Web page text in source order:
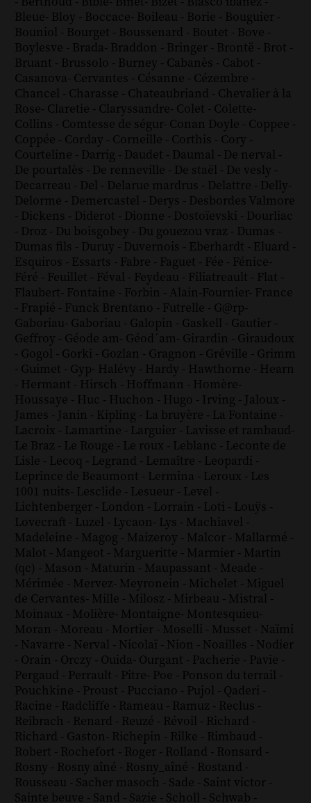
Bleue- Bloy - Boccace- Boileau - Borie - Bouguier -
Bouniol - Bourget - Boussenard - Boutet - Bove -
Boylesve - Brada- Braddon - Bringer - Brontë - Brot -
Bruant - Brussolo - Burney - Cabanès - Cabot -
Casanova- Cervantes - Césanne - Cézembre -
Chancel - Charasse - Chateaubriand - Chevalier à la
Rose- Claretie - Claryssandre- Colet - Colette-
Collins - Comtesse de ségur- Conan Doyle - Coppee -
Coppée - Corday - Corneille - Corthis - Cory -
Courteline - Darrig - Daudet - Daumal - De nerval -
De pourtalès - De renneville - De staël - De vesly -
Decarreau - Del - Delarue mardrus - Delattre - Delly-
Delorme - Demercastel - Derys - Desbordes Valmore
- Dickens - Diderot - Dionne - Dostoïevski - Dourliac
- Droz - Du boisgobey - Du gouezou vraz - Dumas -
Dumas fils - Duruy - Duvernois - Eberhardt - Eluard -
Esquiros - Essarts - Fabre - Faguet - Fée - Fénice-
Féré - Feuillet - Féval - Feydeau - Filiatreault - Flat -
Flaubert- Fontaine - Forbin - Alain-Fournier- France
- Frapié - Funck Brentano - Futrelle - G@rp-
Gaboriau- Gaboriau - Galopin - Gaskell - Gautier -
Geffroy - Géode am- Géod´am- Girardin - Giraudoux
- Gogol - Gorki - Gozlan - Gragnon - Gréville - Grimm
- Guimet - Gyp- Halévy - Hardy - Hawthorne - Hearn
- Hermant - Hirsch - Hoffmann - Homère-
Houssaye - Huc - Huchon - Hugo - Irving - Jaloux -
James - Janin - Kipling - La bruyère - La Fontaine -
Lacroix - Lamartine - Larguier - Lavisse et rambaud-
Le Braz - Le Rouge - Le roux - Leblanc - Leconte de
Lisle - Lecoq - Legrand - Lemaître - Leopardi -
Leprince de Beaumont - Lermina - Leroux - Les
1001 nuits- Lesclide - Lesueur - Level -
Lichtenberger - London - Lorrain - Loti - Louÿs -
Lovecraft - Luzel - Lycaon- Lys - Machiavel -
Madeleine - Magog - Maizeroy - Malcor - Mallarmé -
Malot - Mangeot - Margueritte - Marmier - Martin
(qc) - Mason - Maturin - Maupassant - Meade -
Mérimée - Mervez- Meyronein - Michelet - Miguel
de Cervantes- Mille - Milosz - Mirbeau - Mistral -
Moinaux - Molière- Montaigne- Montesquieu-
Moran - Moreau - Mortier - Moselli - Musset - Naïmi
- Navarre - Nerval - Nicolaï - Nion - Noailles - Nodier
- Orain - Orczy - Ouida- Ourgant - Pacherie - Pavie -
Pergaud - Perrault - Pitre- Poe - Ponson du terrail -
Pouchkine - Proust - Pucciano - Pujol - Qaderi -
Racine - Radcliffe - Rameau - Ramuz - Reclus -
Reibrach - Renard - Reuzé - Révoil - Richard -
Richard - Gaston- Richepin - Rilke - Rimbaud -
Robert - Rochefort - Roger - Rolland - Ronsard -
Rosny - Rosny aîné - Rosny_aîné - Rostand -
Rousseau - Sacher masoch - Sade - Saint victor -
Sainte beuve - Sand - Sazie - Scholl - Schwab -